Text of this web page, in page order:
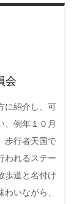
会
に紹介し、可
、例年１０月
歩行者天国で
われるステー
歩道と名付け
いながら、